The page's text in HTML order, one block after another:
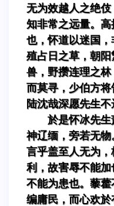
无为效越人之绝
知非常之远量。
也，怀道以迷国
殖占日之草，朝
兽，野攒连理之
而莫寻，少伯方
陆沈哉深愿先生
於是怀冰先
神辽缅，旁若无
言乎盖至人无为
利，故害辱不能
不能为患也。藜
编庸民，而心欢